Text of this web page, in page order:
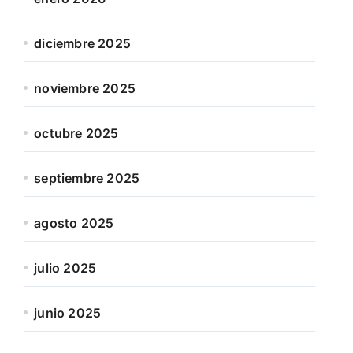
diciembre 2025
noviembre 2025
octubre 2025
septiembre 2025
agosto 2025
julio 2025
junio 2025